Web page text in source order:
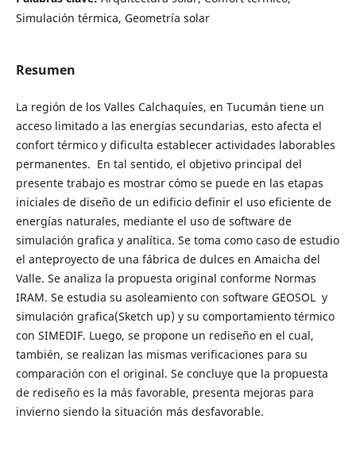
Simulación térmica, Geometría solar
Resumen
La región de los Valles Calchaquíes, en Tucumán tiene un
acceso limitado a las energías secundarias, esto afecta el
confort térmico y dificulta establecer actividades laborables
permanentes. En tal sentido, el objetivo principal del
presente trabajo es mostrar cómo se puede en las etapas
iniciales de diseño de un edificio definir el uso eficiente de
energías naturales, mediante el uso de software de
simulación grafica y analítica. Se toma como caso de estudio
el anteproyecto de una fábrica de dulces en Amaicha del
Valle. Se analiza la propuesta original conforme Normas
IRAM. Se estudia su asoleamiento con software GEOSOL y
simulación grafica(Sketch up) y su comportamiento térmico
con SIMEDIF. Luego, se propone un rediseño en el cual,
también, se realizan las mismas verificaciones para su
comparación con el original. Se concluye que la propuesta
de rediseño es la más favorable, presenta mejoras para
invierno siendo la situación más desfavorable.